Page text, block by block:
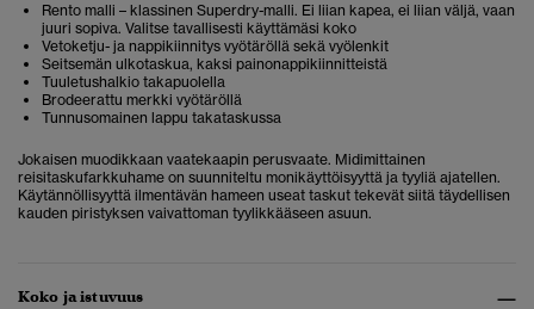
Rento malli – klassinen Superdry-malli. Ei liian kapea, ei liian väljä, vaan
juuri sopiva. Valitse tavallisesti käyttämäsi koko
Vetoketju- ja nappikiinnitys vyötäröllä sekä vyölenkit
Seitsemän ulkotaskua, kaksi painonappikiinnitteistä
Tuuletushalkio takapuolella
Brodeerattu merkki vyötäröllä
Tunnusomainen lappu takataskussa
Jokaisen muodikkaan vaatekaapin perusvaate. Midimittainen
reisitaskufarkkuhame on suunniteltu monikäyttöisyyttä ja tyyliä ajatellen.
Käytännöllisyyttä ilmentävän hameen useat taskut tekevät siitä täydellisen
kauden piristyksen vaivattoman tyylikkääseen asuun.
Koko ja istuvuus